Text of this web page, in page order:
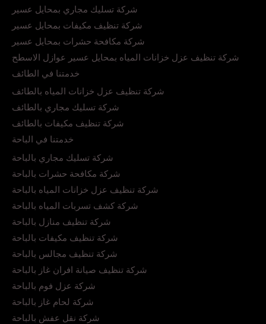
شركة تسليك مجاري بمحايل عسير
شركة تنظيف مكيفات بمحايل عسير
شركة مكافحة حشرات بمحايل عسير
شركة تنظيف عزل خزانات المياه بمحايل عسير عوازل الاسطح
خدمتنا في الطائف
شركة تنظيف عزل خزانات المياه بالطائف
شركة تسليك مجاري بالطائف
شركة تنظيف مكيفات بالطائف
خدمتنا في الباحة
شركة تسليك مجاري بالباحة
شركة مكافحة حشرات بالباحة
شركة تنظيف عزل خزانات المياه بالباحة
شركة كشف تسربات المياه بالباحة
شركة تنظيف منازل بالباحة
شركة تنظيف مكيفات بالباحة
شركة تنظيف مجالس بالباحة
شركة تنظيف صيانة افران غاز بالباحة
شركة عزل فوم بالباحة
شركة لحام غاز بالباحة
شركة نقل عفش بالباحة